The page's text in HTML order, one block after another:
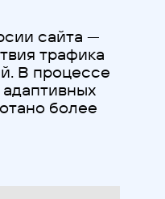
сайта —
трафика
В процессе
более